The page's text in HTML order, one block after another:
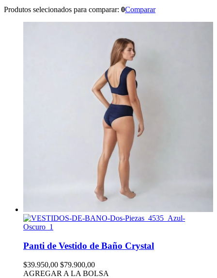
Produtos selecionados para comparar: 0Comparar
Panti de Vestido de Baño Crystal
$39.950,00 $79.900,00
AGREGAR A LA BOLSA